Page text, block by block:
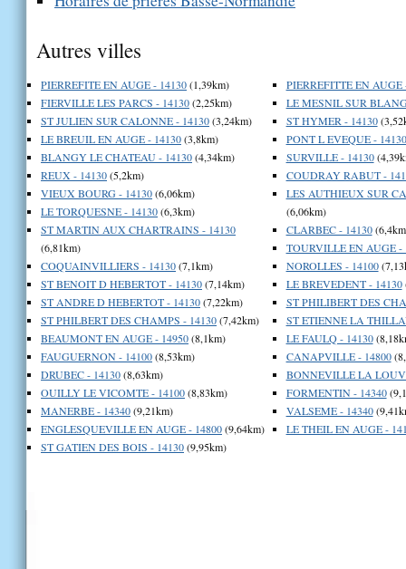
Autres villes
PIERREFITE EN AUGE - 14130(1,39km)
FIERVILLE LES PARCS - 14130(2,25km)
ST JULIEN SUR CALONNE - 14130(3,24km)
LE BREUIL EN AUGE - 14130(3,8km)
BLANGY LE CHATEAU - 14130(4,34km)
REUX - 14130(5,2km)
VIEUX BOURG - 14130(6,06km)
LE TORQUESNE - 14130(6,3km)
ST MARTIN AUX CHARTRAINS - 14130
(6,81km)
COQUAINVILLIERS - 14130(7,1km)
ST BENOIT D HEBERTOT - 14130(7,14km)
ST ANDRE D HEBERTOT - 14130(7,22km)
ST PHILBERT DES CHAMPS - 14130(7,42km)
BEAUMONT EN AUGE - 14950(8,1km)
FAUGUERNON - 14100(8,53km)
DRUBEC - 14130(8,63km)
OUILLY LE VICOMTE - 14100(8,83km)
MANERBE - 14340(9,21km)
ENGLESQUEVILLE EN AUGE - 14800(9,64km)
ST GATIEN DES BOIS - 14130(9,95km)
PIERREFITTE EN AUGE
LE MESNIL SUR
ST HYMER - 14130
PONT L EVEQUE - 14130
SURVILLE - 14130
COUDRAY RABUT -
LES AUTHIEUX SUR
(6,06km)
CLARBEC - 14130
TOURVILLE EN AUGE -
NOROLLES - 14100
LE BREVEDENT - 14130
ST PHILIBERT DES
ST ETIENNE LA
LE FAULQ - 14130
CANAPVILLE - 14800
BONNEVILLE LA
FORMENTIN - 14340
VALSEME - 14340
LE THEIL EN AUGE -